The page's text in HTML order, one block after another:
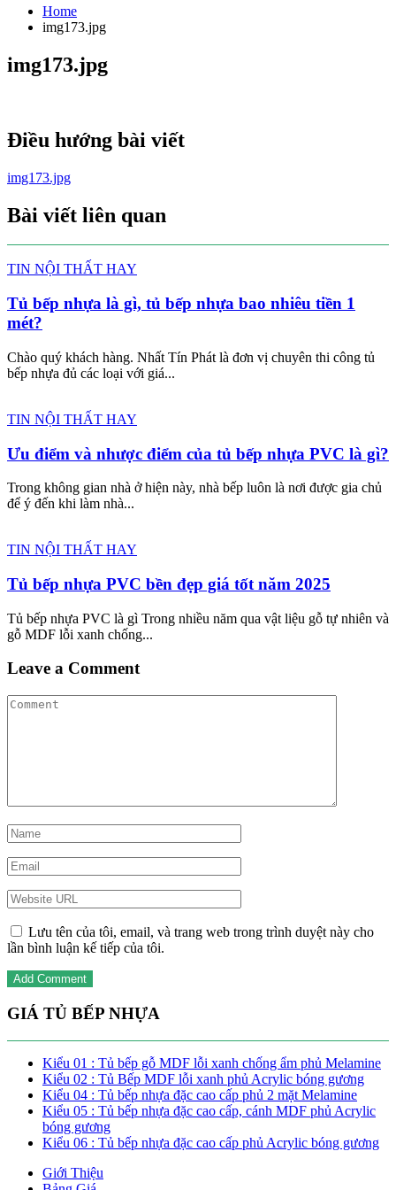
Home
img173.jpg
img173.jpg
Điều hướng bài viết
img173.jpg
Bài viết liên quan
TIN NỘI THẤT HAY
Tủ bếp nhựa là gì, tủ bếp nhựa bao nhiêu tiền 1
mét?
Chào quý khách hàng. Nhất Tín Phát là đơn vị chuyên thi công tủ
bếp nhựa đủ các loại với giá...
TIN NỘI THẤT HAY
Ưu điểm và nhược điểm của tủ bếp nhựa PVC là gì?
Trong không gian nhà ở hiện này, nhà bếp luôn là nơi được gia chủ
để ý đến khi làm nhà...
TIN NỘI THẤT HAY
Tủ bếp nhựa PVC bền đẹp giá tốt năm 2025
Tủ bếp nhựa PVC là gì Trong nhiều năm qua vật liệu gỗ tự nhiên và
gỗ MDF lỗi xanh chống...
Leave a Comment
Lưu tên của tôi, email, và trang web trong trình duyệt này cho
lần bình luận kế tiếp của tôi.
GIÁ TỦ BẾP NHỰA
Kiểu 01 : Tủ bếp gỗ MDF lỗi xanh chống ẩm phủ Melamine
Kiểu 02 : Tủ Bếp MDF lỗi xanh phủ Acrylic bóng gương
Kiểu 04 : Tủ bếp nhựa đặc cao cấp phủ 2 mặt Melamine
Kiểu 05 : Tủ bếp nhựa đặc cao cấp, cánh MDF phủ Acrylic
bóng gương
Kiểu 06 : Tủ bếp nhựa đặc cao cấp phủ Acrylic bóng gương
Giới Thiệu